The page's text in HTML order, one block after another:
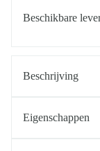
Beschikbare
Beschrijving
Eigenschappen